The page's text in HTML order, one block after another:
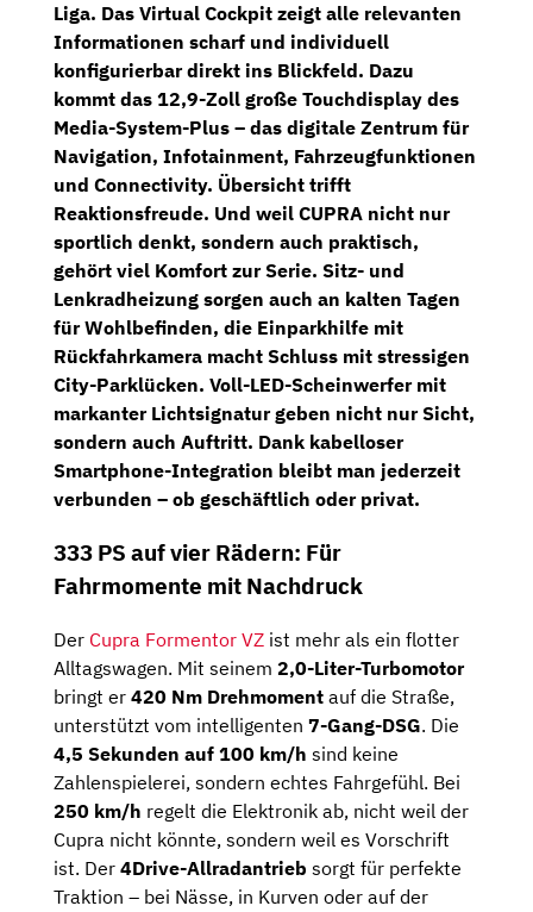
Liga. Das Virtual Cockpit zeigt alle relevanten
Informationen scharf und individuell
konfigurierbar direkt ins Blickfeld. Dazu
kommt das 12,9-Zoll große Touchdisplay des
Media-System-Plus – das digitale Zentrum für
Navigation, Infotainment, Fahrzeugfunktionen
und Connectivity. Übersicht trifft
Reaktionsfreude. Und weil CUPRA nicht nur
sportlich denkt, sondern auch praktisch,
gehört viel Komfort zur Serie. Sitz- und
Lenkradheizung sorgen auch an kalten Tagen
für Wohlbefinden, die Einparkhilfe mit
Rückfahrkamera macht Schluss mit stressigen
City-Parklücken. Voll-LED-Scheinwerfermit
markanter Lichtsignatur geben nicht nur Sicht,
sondern auch Auftritt. Dank kabelloser
Smartphone-Integration bleibt man jederzeit
verbunden – ob geschäftlich oder privat.
333 PS auf vier Rädern: Für
Fahrmomente mit Nachdruck
Der Cupra Formentor VZ ist mehr als ein flotter
Alltagswagen. Mit seinem 2,0-Liter-Turbomotor
bringt er 420 Nm Drehmoment auf die Straße,
unterstützt vom intelligenten 7-Gang-DSG. Die
4,5 Sekunden auf 100 km/h sind keine
Zahlenspielerei, sondern echtes Fahrgefühl. Bei
250 km/h regelt die Elektronik ab, nicht weil der
Cupra nicht könnte, sondern weil es Vorschrift
ist. Der 4Drive-Allradantrieb sorgt für perfekte
Traktion – bei Nässe, in Kurven oder auf der